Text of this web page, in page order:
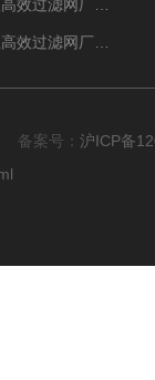
备案号： 沪ICP备